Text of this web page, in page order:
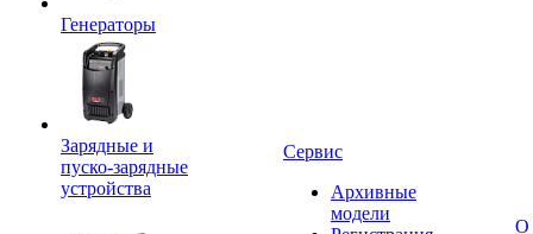
Генераторы
Зарядные и
пуско-зарядные
устройства
Сервис
Архивные
модели
О